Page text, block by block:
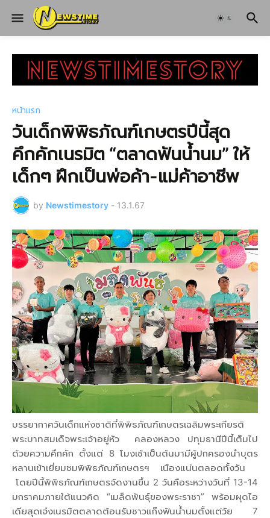
หน้าแรก
วันเด็กพิพิธภัณฑ์เกษตรปีนี้สุด
คึกคักเนรมิต “ตลาดฟันน้ำนม” ให้
เด็กๆ ฝึกเป็นพ่อค้า-แม่ค้าอาชีพ
by Newstimestory - 13.1.67
บรรยากาศวันเด็กแห่งชาติที่พิพิธภัณฑ์เกษตรเฉลิมพระเกียรติ
พระบาทสมเด็จพระเจ้าอยู่หัว คลองหลวง ปทุมธานีปีนี้เต็มไป
ด้วยความคึกคัก ตั้งแต่ 8 โมงเช้าเป็นต้นมามีผู้ปกครองนำบุตร
หลานเข้าเยี่ยมชมพิพิธภัณฑ์เกษตรฯ เนืองแน่นตลอดทั้งวัน
โดยปีนี้พิพิธภัณฑ์เกษตรจัดงานขึ้น 2 วันคือระหว่างวันที่ 13-14
มกราคมภายใต้แนวคิด “เมล็ดพันธุ์ของพระราชา” พร้อมผุดไอ
เดียสุดเจ๋งเนรมิตตลาดต้อนรับชาวแก๊งฟันน้ำนมตั้งแต่วัย 7